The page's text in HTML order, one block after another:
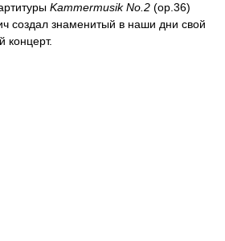
Kammermusik No.2 (op.36)
создал знаменитый в наши дни свой
концерт.